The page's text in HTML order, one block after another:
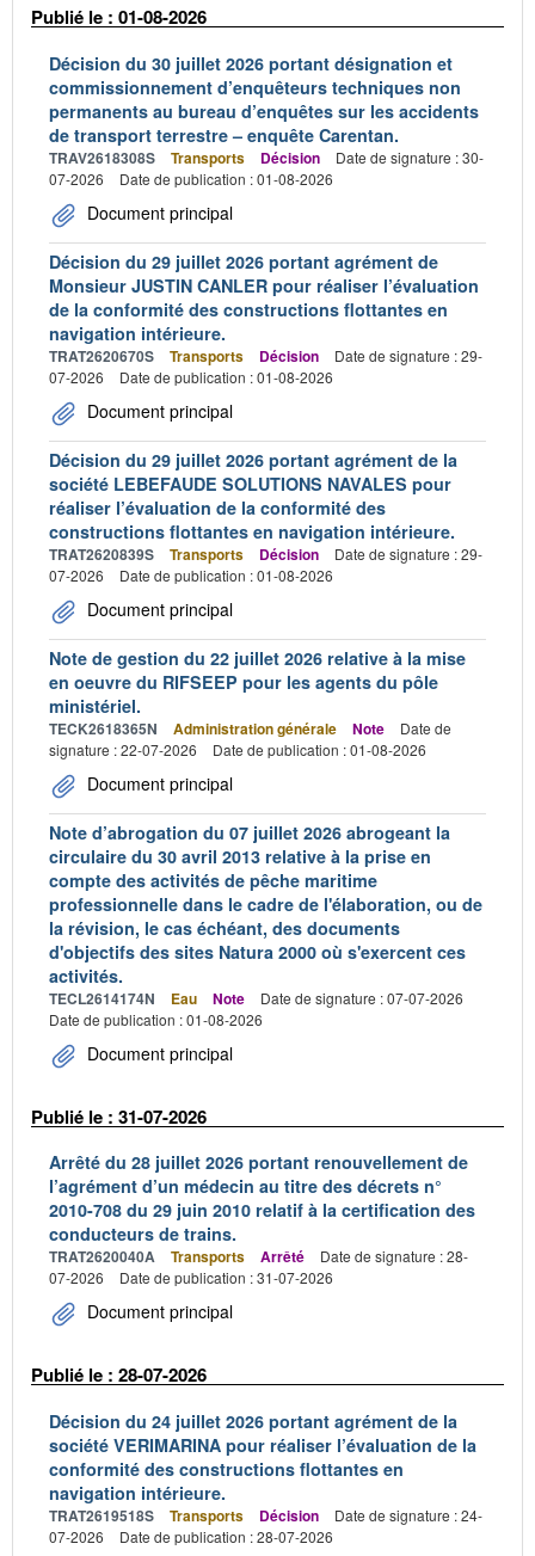
Publié le : 01-08-2026
Décision du 30 juillet 2026 portant désignation et
commissionnement d’enquêteurs techniques non
permanents au bureau d’enquêtes sur les accidents
de transport terrestre – enquête Carentan.
TRAV2618308S Transports Décision
Date de signature : 30-
07-2026
Date de publication : 01-08-2026
Document principal
Décision du 29 juillet 2026 portant agrément de
Monsieur JUSTIN CANLER pour réaliser l’évaluation
de la conformité des constructions flottantes en
navigation intérieure.
TRAT2620670S Transports Décision
Date de signature : 29-
07-2026
Date de publication : 01-08-2026
Document principal
Décision du 29 juillet 2026 portant agrément de la
société LEBEFAUDE SOLUTIONS NAVALES pour
réaliser l’évaluation de la conformité des
constructions flottantes en navigation intérieure.
TRAT2620839S Transports Décision
Date de signature : 29-
07-2026
Date de publication : 01-08-2026
Document principal
Note de gestion du 22 juillet 2026 relative à la mise
en oeuvre du RIFSEEP pour les agents du pôle
ministériel.
TECK2618365N Administration générale Note
Date de
signature : 22-07-2026
Date de publication : 01-08-2026
Document principal
Note d’abrogation du 07 juillet 2026 abrogeant la
circulaire du 30 avril 2013 relative à la prise en
compte des activités de pêche maritime
professionnelle dans le cadre de l'élaboration, ou de
la révision, le cas échéant, des documents
d'objectifs des sites Natura 2000 où s'exercent ces
activités.
TECL2614174N Eau Note
Date de signature : 07-07-2026
Date de publication : 01-08-2026
Document principal
Publié le : 31-07-2026
Arrêté du 28 juillet 2026 portant renouvellement de
l’agrément d’un médecin au titre des décrets n°
2010-708 du 29 juin 2010 relatif à la certification des
conducteurs de trains.
TRAT2620040A Transports Arrêté
Date de signature : 28-
07-2026
Date de publication : 31-07-2026
Document principal
Publié le : 28-07-2026
Décision du 24 juillet 2026 portant agrément de la
société VERIMARINA pour réaliser l’évaluation de la
conformité des constructions flottantes en
navigation intérieure.
TRAT2619518S Transports Décision
Date de signature : 24-
07-2026
Date de publication : 28-07-2026